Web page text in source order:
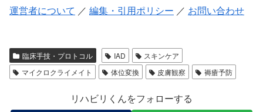
運営者について ／ 編集・引用ポリシー ／ お問い合わせ
臨床手技・プロトコル IAD
スキンケア
マイクロクライメイト
体位変換 皮膚観察 褥瘡予防
リハビリくんをフォローする